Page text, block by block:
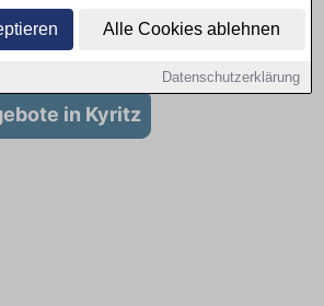
Alle Cookies ablehnen
Datenschutzerklärung
für Ausbildung
in Kyritz